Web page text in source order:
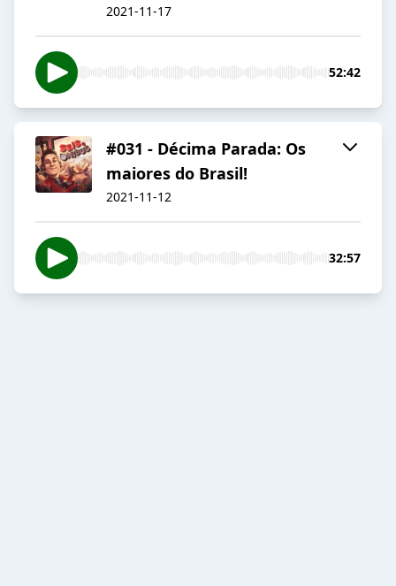
2021-11-17
52:42
#031 - Décima Parada: Os
maiores do Brasil!
2021-11-12
32:57